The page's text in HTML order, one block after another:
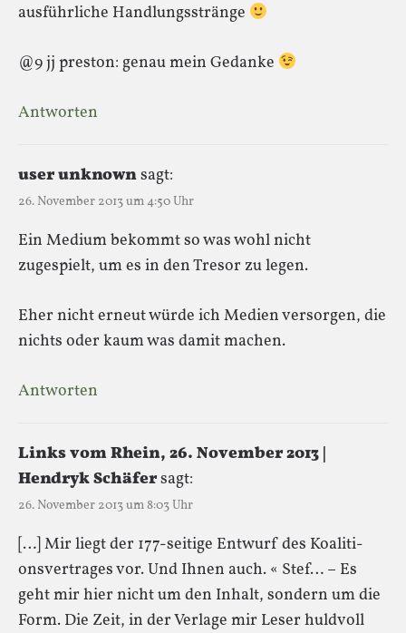
ausführliche Handlungsstränge
@9 jj preston: genau mein Gedanke
Antworten
user unknownsagt:
26. November 2013 um 4:50 Uhr
Ein Medium bekommt so was wohl nicht
zugespielt, um es in den Tresor zu legen.
Eher nicht erneut würde ich Medien versorgen, die
nichts oder kaum was damit machen.
Antworten
Links vom Rhein, 26. November 2013 |
Hendryk Schäfersagt:
26. November 2013 um 8:03 Uhr
[…] Mir liegt der 177-seitige Ent­wurf des Koali­ti­
ons­ver­tra­ges vor. Und Ihnen auch. « Ste­f… – Es
geht mir hier nicht um den Inhalt, son­dern um die
Form. Die Zeit, in der Ver­lage mir Leser huld­voll